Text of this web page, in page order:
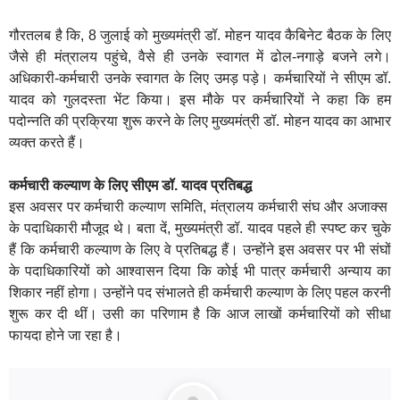
गौरतलब है कि, 8 जुलाई को मुख्यमंत्री डॉ. मोहन यादव कैबिनेट बैठक के लिए
जैसे ही मंत्रालय पहुंचे, वैसे ही उनके स्वागत में ढोल-नगाड़े बजने लगे।
अधिकारी-कर्मचारी उनके स्वागत के लिए उमड़ पड़े। कर्मचारियों ने सीएम डॉ.
यादव को गुलदस्ता भेंट किया। इस मौके पर कर्मचारियों ने कहा कि हम
पदोन्नति की प्रक्रिया शुरू करने के लिए मुख्यमंत्री डॉ. मोहन यादव का आभार
व्यक्त करते हैं।
कर्मचारी कल्याण के लिए सीएम डॉ. यादव प्रतिबद्ध
इस अवसर पर कर्मचारी कल्याण समिति, मंत्रालय कर्मचारी संघ और अजाक्स
के पदाधिकारी मौजूद थे। बता दें, मुख्यमंत्री डॉ. यादव पहले ही स्पष्ट कर चुके
हैं कि कर्मचारी कल्याण के लिए वे प्रतिबद्ध हैं। उन्होंने इस अवसर पर भी संघों
के पदाधिकारियों को आश्वासन दिया कि कोई भी पात्र कर्मचारी अन्याय का
शिकार नहीं होगा। उन्होंने पद संभालते ही कर्मचारी कल्याण के लिए पहल करनी
शुरू कर दी थीं। उसी का परिणाम है कि आज लाखों कर्मचारियों को सीधा
फायदा होने जा रहा है।